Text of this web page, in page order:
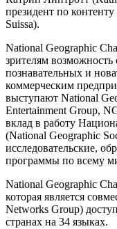
президент по
Suissa).
National Geographic
зрителям
познавательных и
коммерческим
выступают National
Entertainment Group,
вклад в работу
(National Geographic
исследовательские,
программы по всему
National Geographic
которая является
Networks Group)
странах на 34 языках.